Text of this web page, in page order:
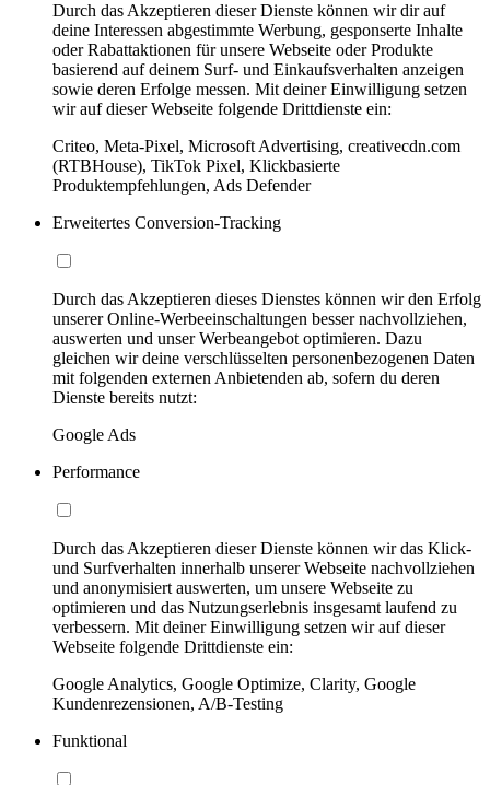
Durch das Akzeptieren dieser Dienste können wir dir auf
deine Interessen abgestimmte Werbung, gesponserte Inhalte
oder Rabattaktionen für unsere Webseite oder Produkte
basierend auf deinem Surf- und Einkaufsverhalten anzeigen
sowie deren Erfolge messen. Mit deiner Einwilligung setzen
wir auf dieser Webseite folgende Drittdienste ein:
Criteo, Meta-Pixel, Microsoft Advertising, creativecdn.com
(RTBHouse), TikTok Pixel, Klickbasierte
Produktempfehlungen, Ads Defender
Erweitertes Conversion-Tracking
Durch das Akzeptieren dieses Dienstes können wir den Erfolg
unserer Online-Werbeeinschaltungen besser nachvollziehen,
auswerten und unser Werbeangebot optimieren. Dazu
gleichen wir deine verschlüsselten personenbezogenen Daten
mit folgenden externen Anbietenden ab, sofern du deren
Dienste bereits nutzt:
Google Ads
Performance
Durch das Akzeptieren dieser Dienste können wir das Klick-
und Surfverhalten innerhalb unserer Webseite nachvollziehen
und anonymisiert auswerten, um unsere Webseite zu
optimieren und das Nutzungserlebnis insgesamt laufend zu
verbessern. Mit deiner Einwilligung setzen wir auf dieser
Webseite folgende Drittdienste ein:
Google Analytics, Google Optimize, Clarity, Google
Kundenrezensionen, A/B-Testing
Funktional